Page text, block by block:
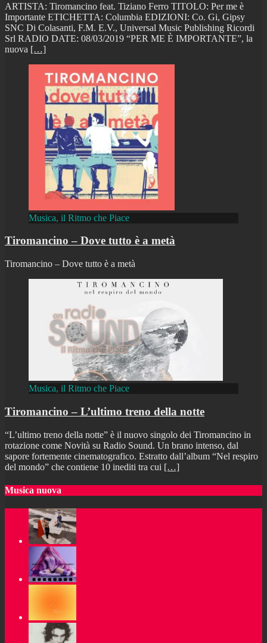
ARTISTA: Tiromancino feat. Tiziano Ferro TITOLO: Per me è
Importante ETICHETTA: Columbia EDIZIONI: Co. Gi, Gipsy
SNC Di Colasanti, F.M. E.V., Universal Music Publishing Ricordi
Srl RADIO DATE: 08/03/2019 “PER ME È IMPORTANTE”, la
nuova […]
Musica, il Ritmo che Piace
Tiromancino – Dove tutto è a metà
Tiromancino – Dove tutto è a metà
Musica, il Ritmo che Piace
Tiromancino – L’ultimo treno della notte
“L’ultimo treno della notte” è il nuovo singolo dei Tiromancino in
rotazione come Novità su Radio Sound. Un brano intenso, dal
sapore fortemente cinematografico. Estratto dall’album “Nel respiro
del mondo” che contiene 10 inediti tra cui […]
Musica nuova